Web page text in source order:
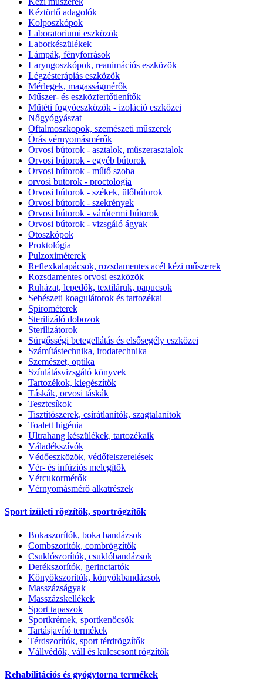
Kéztörlő adagolók
Kolposzkópok
Laboratoriumi eszközök
Laborkészülékek
Lámpák, fényforrások
Laryngoszkópok, reanimációs eszközök
Légzésterápiás eszközök
Mérlegek, magasságmérők
Műszer- és eszközfertőtlenítők
Műtéti fogyóeszközök - izoláció eszközei
Nőgyógyászat
Oftalmoszkopok, szemészeti műszerek
Órás vérnyomásmérők
Orvosi bútorok - asztalok, műszerasztalok
Orvosi bútorok - egyéb bútorok
Orvosi bútorok - műtő szoba
orvosi butorok - proctologia
Orvosi bútorok - székek, ülőbútorok
Orvosi bútorok - szekrények
Orvosi bútorok - várótermi bútorok
Orvosi bútorok - vizsgáló ágyak
Otoszkópok
Proktológia
Pulzoximéterek
Reflexkalapácsok, rozsdamentes acél kézi műszerek
Rozsdamentes orvosi eszközök
Ruházat, lepedők, textiláruk, papucsok
Sebészeti koagulátorok és tartozékai
Spirométerek
Sterilizáló dobozok
Sterilizátorok
Sürgősségi betegellátás és elsősegély eszközei
Számítástechnika, irodatechnika
Szemészet, optika
Színlátásvizsgáló könyvek
Tartozékok, kiegészítők
Táskák, orvosi táskák
Tesztcsíkok
Tisztítószerek, csírátlanítók, szagtalanítok
Toalett higénia
Ultrahang készülékek, tartozékaik
Váladékszívók
Védőeszközök, védőfelszerelések
Vér- és infúziós melegítők
Vércukormérők
Vérnyomásmérő alkatrészek
Sport izületi rögzítők, sportrögzítők
Bokaszorítók, boka bandázsok
Combszoritók, combrögzítők
Csuklószorítók, csuklóbandázsok
Derékszorítók, gerinctartók
Könyökszorítók, könyökbandázsok
Masszázságyak
Masszázskellékek
Sport tapaszok
Sportkrémek, sportkenőcsök
Tartásjavító termékek
Térdszorítók, sport térdrögzítők
Vállvédők, váll és kulcscsont rögzítők
Rehabilitációs és gyógytorna termékek